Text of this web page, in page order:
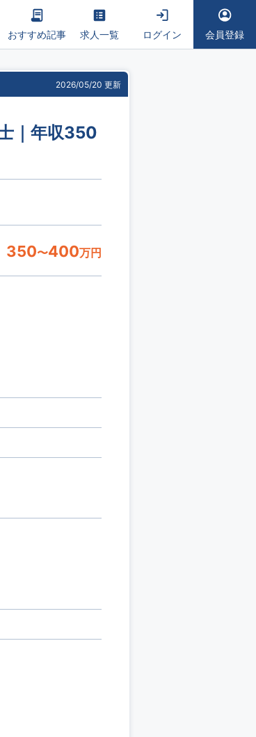
おすすめ記事 求人一覧 ログイン 会員登録
2026/05/20 更新
｜年収350
350〜400万円